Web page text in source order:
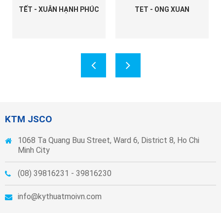
TẾT - XUÂN HẠNH PHÚC TET - ONG XUAN
KTM JSCO
1068 Ta Quang Buu Street, Ward 6, District 8, Ho Chi
Minh City
(08) 39816231 - 39816230
info@kythuatmoivn.com